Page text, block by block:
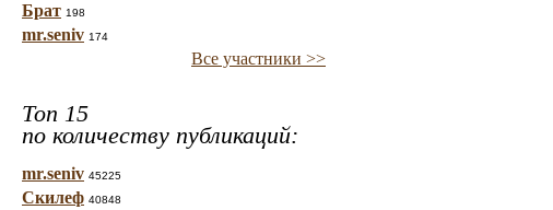
Брат 198
mr.seniv 174
Все участники >>
Топ 15
по количеству публикаций:
mr.seniv 45225
Скилеф 40848